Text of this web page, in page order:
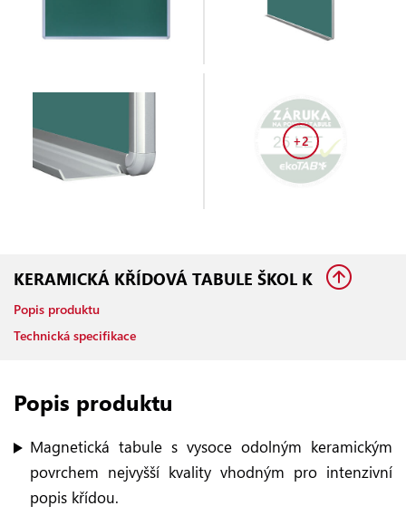
+2
KERAMICKÁ KŘÍDOVÁ TABULE ŠKOL K
Popis produktu
Technická specifikace
Popis produktu
Magnetická tabule s vysoce odolným keramickým
povrchem nejvyšší kvality vhodným pro intenzivní
popis křídou.